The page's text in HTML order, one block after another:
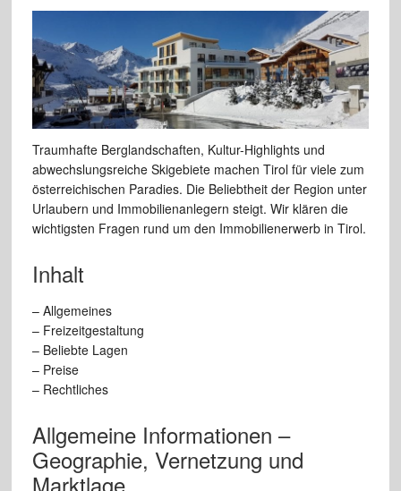
Traumhafte Berglandschaften, Kultur-Highlights und
abwechslungsreiche Skigebiete machen Tirol für viele zum
österreichischen Paradies. Die Beliebtheit der Region unter
Urlaubern und Immobilienanlegern steigt. Wir klären die
wichtigsten Fragen rund um den Immobilienerwerb in Tirol.
Inhalt
– Allgemeines
– Freizeitgestaltung
– Beliebte Lagen
– Preise
– Rechtliches
Allgemeine Informationen –
Geographie, Vernetzung und
Marktlage